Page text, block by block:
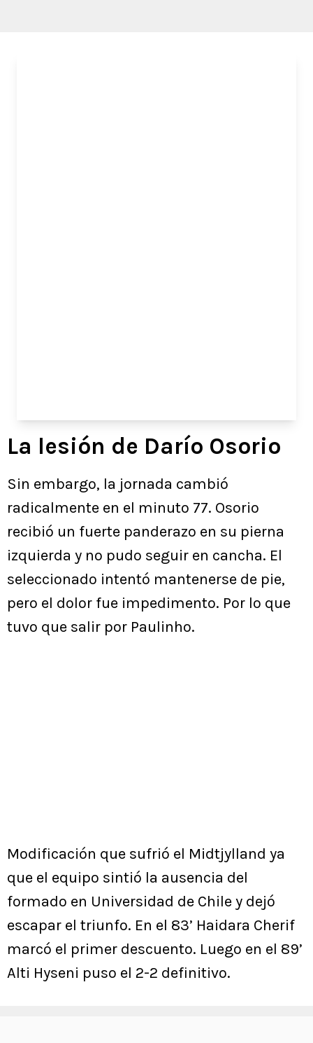
La lesión de Darío Osorio
Sin embargo, la jornada cambió
radicalmente en el minuto 77. Osorio
recibió un fuerte panderazo en su pierna
izquierda y no pudo seguir en cancha. El
seleccionado intentó mantenerse de pie,
pero el dolor fue impedimento. Por lo que
tuvo que salir por Paulinho.
Modificación que sufrió el Midtjylland ya
que el equipo sintió la ausencia del
formado en Universidad de Chile y dejó
escapar el triunfo. En el 83’ Haidara Cherif
marcó el primer descuento. Luego en el 89’
Alti Hyseni puso el 2-2 definitivo.